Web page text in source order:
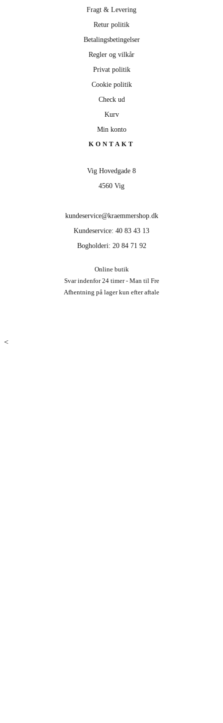
Fragt & Levering
Retur politik
Betalingsbetingelser
Regler og vilkår
Privat politik
Cookie politik
Check ud
Kurv
Min konto
KONTAKT
Vig Hovedgade 8
4560 Vig
kundeservice@kraemmershop.dk
Kundeservice: 40 83 43 13
Bogholderi: 20 84 71 92
Online butik
Svar indenfor 24 timer - Man til Fre
Afhentning på lager kun efter aftale
<